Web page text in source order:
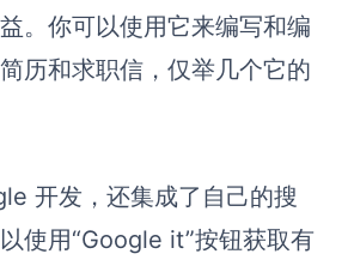
。你可以使用它来编写和编
历和求职信，仅举几个它的
开发，还集成了自己的搜
使用“Google it”按钮获取有